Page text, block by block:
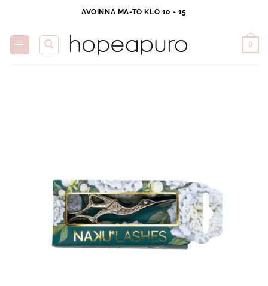
content
AVOINNA MA-TO KLO 10 - 15
0